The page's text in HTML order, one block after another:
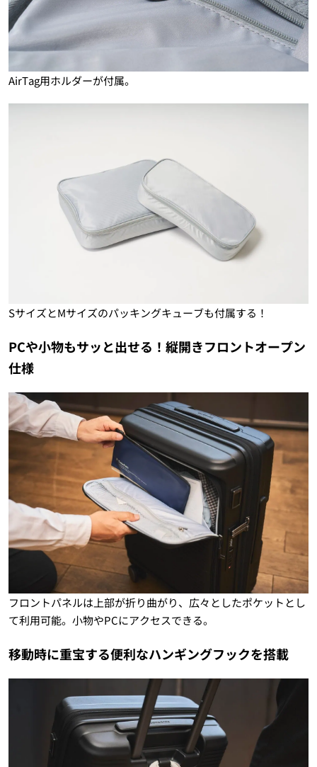
AirTag用ホルダーが付属。
SサイズとMサイズのパッキングキューブも付属する！
PCや小物もサッと出せる！縦開きフロントオープン
仕様
フロントパネルは上部が折り曲がり、広々としたポケットとし
て利用可能。小物やPCにアクセスできる。
移動時に重宝する便利なハンギングフックを搭載